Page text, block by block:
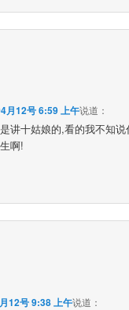
月12号 6:59 上午说道：
讲十姑娘的,看的我不知
啊!
12号 9:38 上午说道：